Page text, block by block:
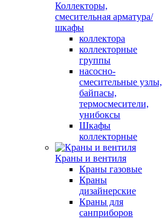
Коллекторы,
смесительная арматура/
шкафы
коллектора
коллекторные
группы
насосно-
смесительные узлы,
байпасы,
термосмесители,
унибоксы
Шкафы
коллекторные
Краны и вентиля
Краны газовые
Краны
дизайнерские
Краны для
санприборов